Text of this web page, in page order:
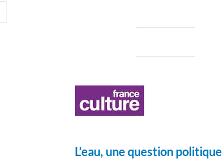
L’eau, une question politique